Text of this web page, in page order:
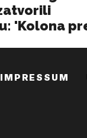
IMPRESSUM